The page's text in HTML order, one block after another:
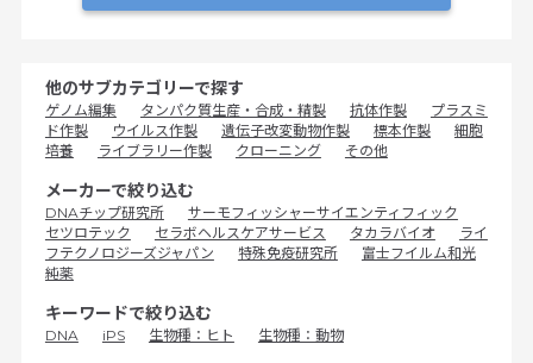
他のサブカテゴリーで探す
ゲノム編集 タンパク質生産・合成・精製 抗体作製
プラスミ
ド作製
ウイルス作製 遺伝子改変動物作製 標本作製
細胞
培養
ライブラリー作製 クローニング その他
メーカーで絞り込む
DNAチップ研究所
サーモフィッシャーサイエンティフィック
セツロテック
セラボヘルスケアサービス タカラバイオ
ライ
フテクノロジーズジャパン
特殊免疫研究所
富士フイルム和光
純薬
キーワードで絞り込む
DNA iPS 生物種：ヒト 生物種：動物